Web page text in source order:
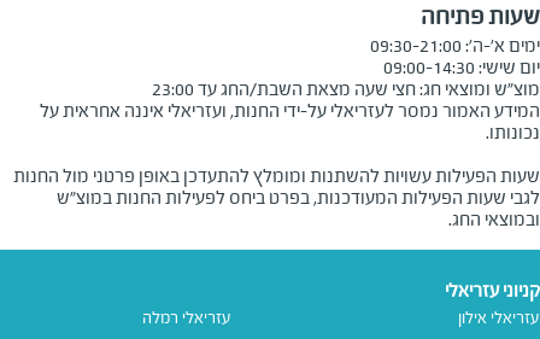
שעות פתיחה
מוצ"ש ומוצאי חג: חצי שעה מצאת השבת/החג עד 23:00
המידע האמור נמסר לעזריאלי על-ידי החנות, ועזריאלי איננה אחראית על
שעות הפעילות עשויות להשתנות ומומלץ להתעדכן באופן פרטני מול החנות
לגבי שעות הפעילות המעודכנות, בפרט ביחס לפעילות החנות במוצ"ש
ובמוצאי החג.
קניוני עזריאלי
עזריאלי אילון
עזריאלי רמלה